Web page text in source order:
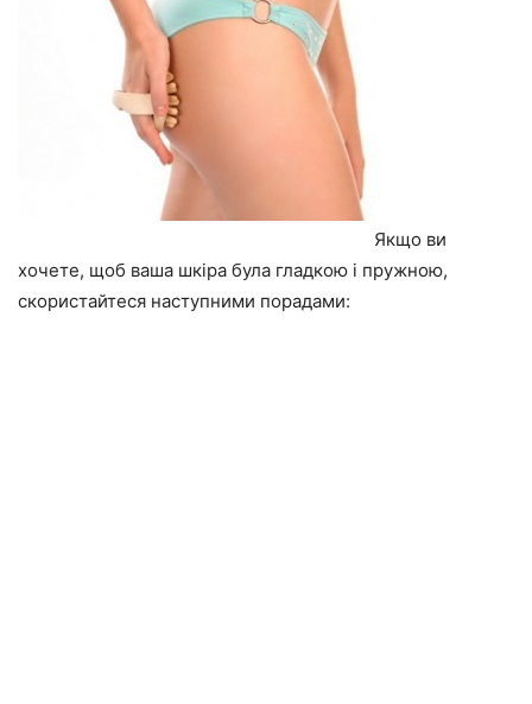
Якщо ви
хочете, щоб ваша шкіра була гладкою і пружною,
скористайтеся наступними порадами: